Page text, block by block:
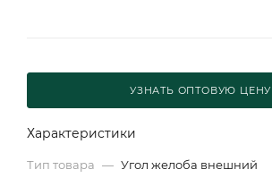
УЗНАТЬ ОПТОВУЮ ЦЕНУ
Характеристики
Тип товара — Угол желоба внешний